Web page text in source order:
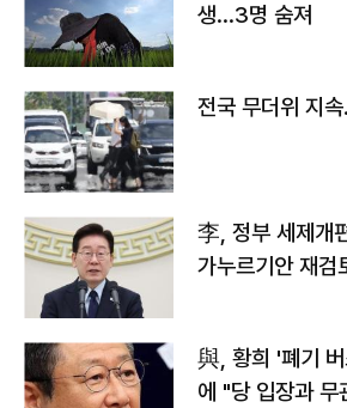
생…3명 숨져
전국 무더위 지
李, 정부 세제개
가누르기안 재검
與, 황희 '폐기
에 "당 입장과